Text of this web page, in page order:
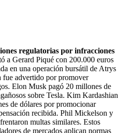
regulatorias por infracciones
a Gerard Piqué con 200.000 euros
en una operación bursátil de Atrys
fue advertido por promover
Elon Musk pagó 20 millones de
sobre Tesla. Kim Kardashian
de dólares por promocionar
recibida. Phil Mickelson y
multas similares. Estos
de mercados aplican normas